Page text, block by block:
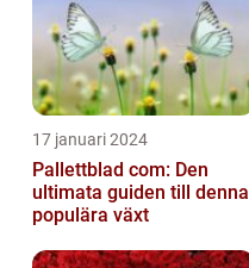
17 januari 2024
Pallettblad com: Den
ultimata guiden till denna
populära växt